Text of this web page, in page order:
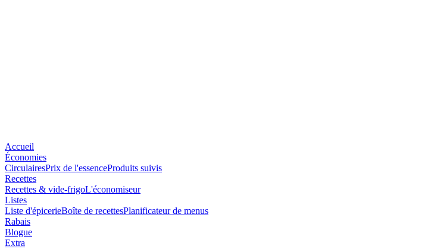
Accueil
Économies
CirculairesPrix de l'essenceProduits suivis
Recettes
Recettes & vide-frigoL'économiseur
Listes
Liste d'épicerieBoîte de recettesPlanificateur de menus
Rabais
Blogue
Extra